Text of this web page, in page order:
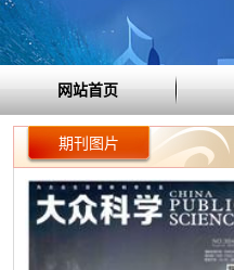
网站首页
期刊图片